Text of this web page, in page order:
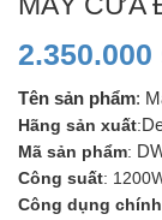
2.350.000
Tên sản phẩm:
Hãng sản xuất:
Mã sản phẩm:
Công suất:
Công dụng chính